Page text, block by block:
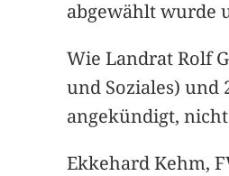
abgewählt wurde
Wie Landrat Rolf
und Soziales) und
angekündigt,
Ekkehard Kehm,